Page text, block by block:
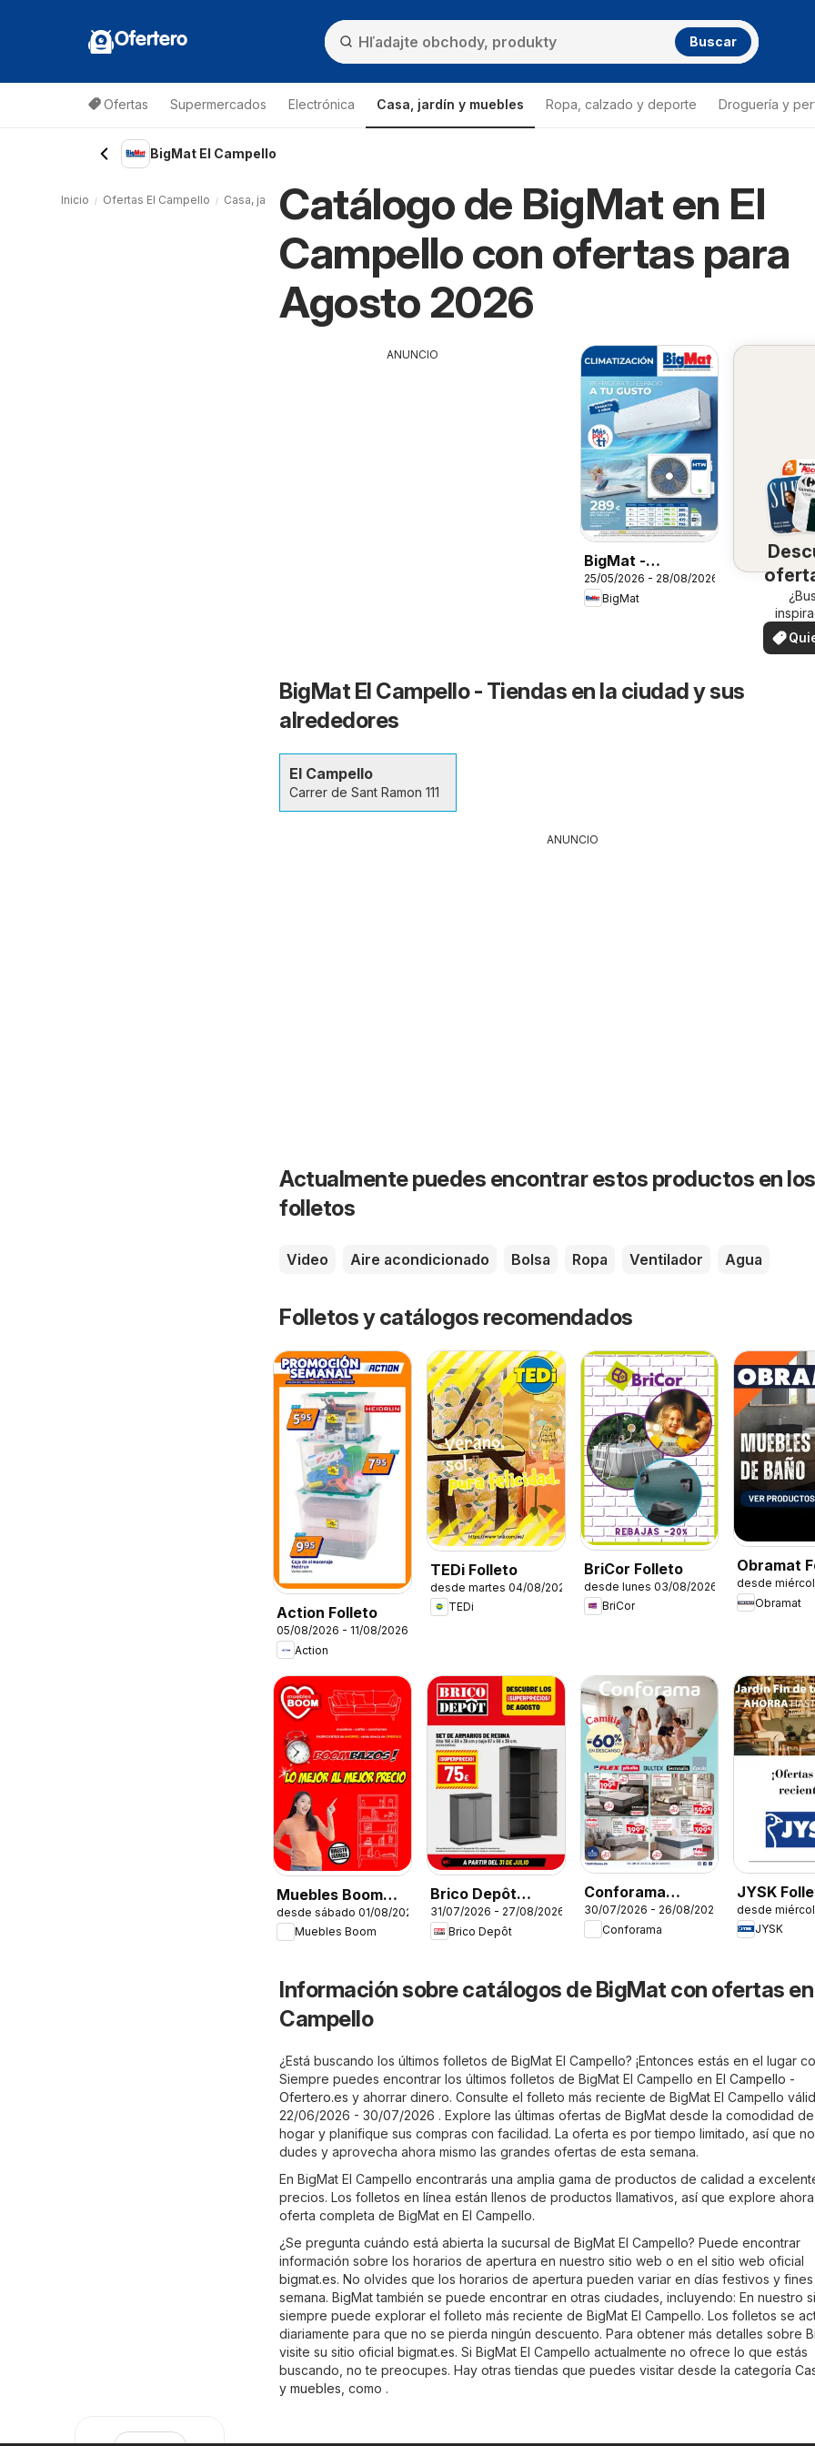
Ofertero Buscar
Ofertas Supermercados Electrónica Casa, jardín y muebles Ropa, calzado y deporte Droguería y
BigMat El Campello
Catálogo de BigMat en El
Campello con ofertas para
Agosto 2026
ANUNCIO
BigMat -
Climatización
2026
25/05/2026 - 28/08/2026
BigMat
su
¡Vea
en su
ver
BigMat El Campello - Tiendas en la ciudad y sus
alrededores
El Campello
Carrer de Sant Ramon 111
ANUNCIO
Actualmente puedes encontrar estos productos en los
folletos
Video Aire acondicionado Bolsa Ropa Ventilador Agua
Folletos y catálogos recomendados
Action Folleto
05/08/2026 - 11/08/2026
Action
TEDi Folleto
desde martes 04/08/2026
TEDi
BriCor Folleto
desde lunes 03/08/2026
BriCor
Obramat
Muebles
desde
Obramat
Muebles Boom
Folleto
desde sábado 01/08/2026
Muebles Boom
Brico Depôt
Folleto
31/07/2026 - 27/08/2026
Brico Depôt
Conforama
Folleto
30/07/2026 - 26/08/2026
Conforama
JYSK
desde
JYSK
Información sobre catálogos de BigMat con ofertas en
Campello
¿Está buscando los últimos folletos de BigMat El Campello? ¡Entonces estás en el lugar
Siempre puedes encontrar los últimos folletos de BigMat El Campello en El Campello -
Ofertero.es y ahorrar dinero. Consulte el folleto más reciente de BigMat El Campello
22/06/2026 - 30/07/2026 . Explore las últimas ofertas de BigMat desde la comodidad de
hogar y planifique sus compras con facilidad. La oferta es por tiempo limitado, así que
dudes y aprovecha ahora mismo las grandes ofertas de esta semana.
En BigMat El Campello encontrarás una amplia gama de productos de calidad a
precios. Los folletos en línea están llenos de productos llamativos, así que explore ahora
oferta completa de BigMat en El Campello.
¿Se pregunta cuándo está abierta la sucursal de BigMat El Campello? Puede encontrar
información sobre los horarios de apertura en nuestro sitio web o en el sitio web oficial
bigmat.es. No olvides que los horarios de apertura pueden variar en días festivos y
semana. BigMat también se puede encontrar en otras ciudades, incluyendo: En nuestro
siempre puede explorar el folleto más reciente de BigMat El Campello. Los folletos se
diariamente para que no se pierda ningún descuento. Para obtener más detalles sobre
visite su sitio oficial bigmat.es. Si BigMat El Campello actualmente no ofrece lo que estás
buscando, no te preocupes. Hay otras tiendas que puedes visitar desde la categoría
y muebles , como .
Inicio Ofertas El Campello Casa, jardín y muebles El Campello BigMat El Campello